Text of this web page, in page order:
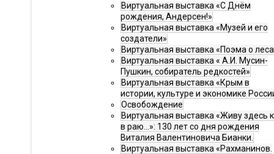
Виртуальная выставка «С Днём
рождения, Андерсен!»
Виртуальная выставка «Музей и его
создатели»
Виртуальная выставка «Поэма о
Виртуальная выставка « А.И. Мусин-
Пушкин, собиратель редкостей»
Виртуальная выставка «Крым в
истории, культуре и экономике
Освобождение
Виртуальная выставка «Живу здесь
в раю…»: 130 лет со дня рождения
Виталия Валентиновича Бианки.
Виртуальная выставка «Рахманинов.